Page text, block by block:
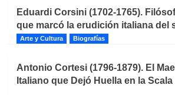
Eduardi Corsini (1702-1765).
que marcó la erudición italiana del
Arte y Cultura Biografías
Antonio Cortesi (1796-1879). El
Italiano que Dejó Huella en la Scala